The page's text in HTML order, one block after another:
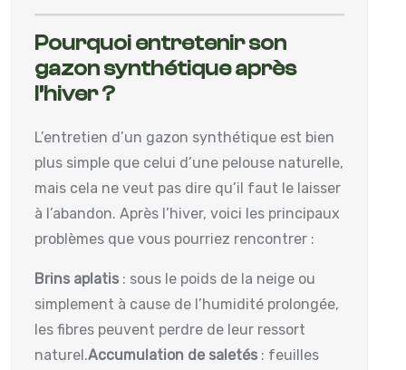
Pourquoi entretenir son
gazon synthétique après
l’hiver ?
L’entretien d’un gazon synthétique est bien
plus simple que celui d’une pelouse naturelle,
mais cela ne veut pas dire qu’il faut le laisser
à l’abandon. Après l’hiver, voici les principaux
problèmes que vous pourriez rencontrer :
Brins aplatis : sous le poids de la neige ou
simplement à cause de l’humidité prolongée,
les fibres peuvent perdre de leur ressort
naturel.Accumulation de saletés : feuilles